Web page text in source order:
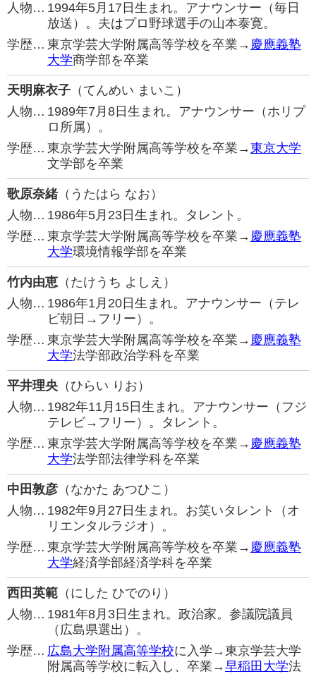
人物… 1994年5月17日生まれ。アナウンサー（毎日
放送）。夫はプロ野球選手の山本泰寛。
学歴… 東京学芸大学附属高等学校を卒業→ 慶應義塾
大学商学部を卒業
天明麻衣子 （てんめい まいこ）
人物… 1989年7月8日生まれ。アナウンサー（ホリプ
ロ所属）。
学歴… 東京学芸大学附属高等学校を卒業→東京大学
文学部を卒業
歌原奈緒（うたはら なお）
人物… 1986年5月23日生まれ。タレント。
学歴… 東京学芸大学附属高等学校を卒業→ 慶應義塾
大学環境情報学部を卒業
竹内由恵 （たけうち よしえ）
人物… 1986年1月20日生まれ。アナウンサー（テレ
ビ朝日→フリー）。
学歴… 東京学芸大学附属高等学校を卒業→ 慶應義塾
大学法学部政治学科を卒業
平井理央 （ひらい りお）
人物… 1982年11月15日生まれ。アナウンサー（フジ
テレビ→フリー）。タレント。
学歴… 東京学芸大学附属高等学校を卒業→ 慶應義塾
大学法学部法律学科を卒業
中田敦彦 （なかた あつひこ）
人物… 1982年9月27日生まれ。お笑いタレント（オ
リエンタルラジオ）。
学歴… 東京学芸大学附属高等学校を卒業→ 慶應義塾
大学経済学部経済学科を卒業
西田英範 （にした ひでのり）
人物… 1981年8月3日生まれ。政治家。参議院議員
（広島県選出）。
学歴… 広島大学附属高等学校に入学→東京学芸大学
附属高等学校に転入し、卒業→早稲田大学法